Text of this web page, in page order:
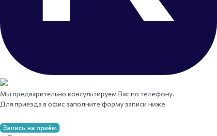
Мы предварительно консультируем Вас по телефону.
Для приезда в офис заполните форму записи ниже
Запись на приём